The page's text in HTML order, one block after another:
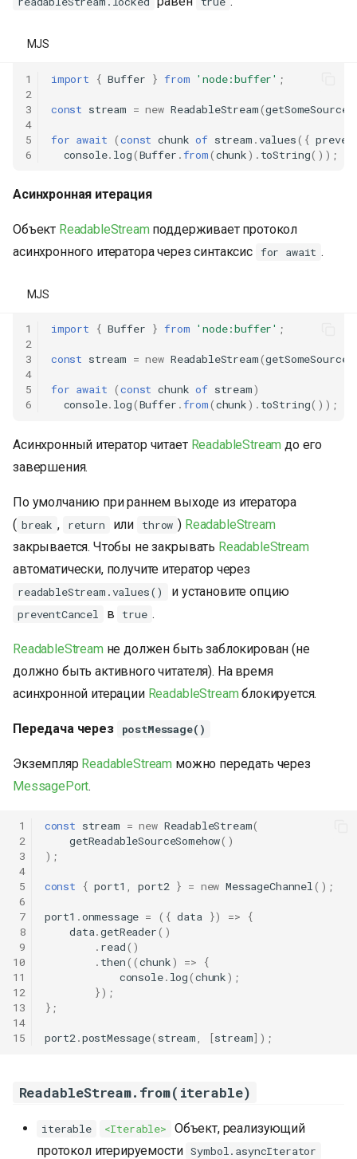
MJS
1
2
3
4
5
6
import { Buffer } from 'node:buffer' ;
const stream = new ReadableStream(getSomeSource
for await (const chunk of stream .values({
console. log(Buffer .from(chunk). toString());
Асинхронная итерация
Объект ReadableStream поддерживает протокол
асинхронного итератора через синтаксис for await .
MJS
1
2
3
4
5
6
import { Buffer } from 'node:buffer' ;
const stream = new ReadableStream(getSomeSource
for await (const chunk of stream)
console. log(Buffer .from(chunk). toString());
Асинхронный итератор читает ReadableStream до его
завершения.
По умолчанию при раннем выходе из итератора
( break , return или throw ) ReadableStream
закрывается. Чтобы не закрывать ReadableStream
автоматически, получите итератор через
readableStream.values() и установите опцию
preventCancel в true .
ReadableStream не должен быть заблокирован (не
должно быть активного читателя). На время
асинхронной итерации ReadableStream блокируется.
Передача через postMessage()
Экземпляр ReadableStream можно передать через
MessagePort.
1
2
3
4
5
6
7
8
9
10
11
12
13
14
15
const stream = new ReadableStream(
getReadableSourceSomehow()
);
const { port1 , port2 } = new MessageChannel();
port1 .onmessage = ({ data }) =>
{
data.getReader()
. read()
. then((chunk) =>
{
console. log(chunk);
});
};
port2.postMessage( stream, [stream]);
ReadableStream.from(iterable)
iterable <Iterable>
Объект, реализующий
протокол итерируемости Symbol.asyncIterator